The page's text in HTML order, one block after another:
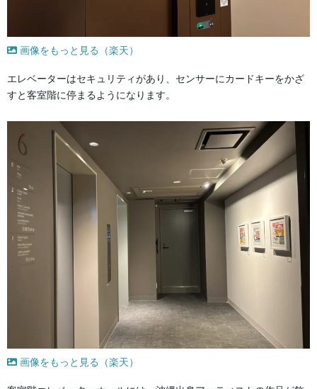
画像をもっと見る（楽天）
エレベーターはセキュリティがあり、センサーにカードキーをかざ
すと客室階に停まるようになります。
画像をもっと見る（楽天）